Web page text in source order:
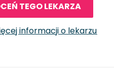
TEGO LEKARZA
informacji o lekarzu